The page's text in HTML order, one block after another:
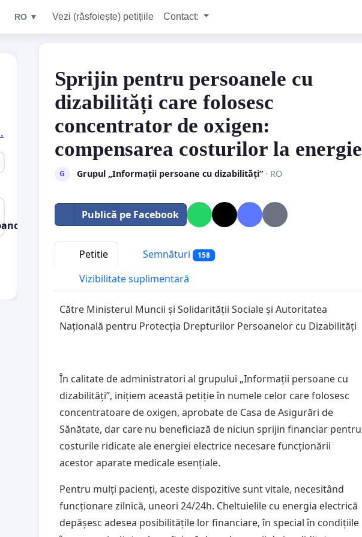
RO ▼ Vezi (răsfoiește) petițiile Contact:
Sprijin pentru persoanele cu
dizabilități care folosesc
concentrator de oxigen:
compensarea costurilor la energie
G Grupul „Informații persoane cu dizabilități”· RO
Publică pe Facebook
Petitie Semnături 158
Vizibilitate suplimentară
Către Ministerul Muncii și Solidarității Sociale și Autoritatea
Națională pentru Protecția Drepturilor Persoanelor cu Dizabilități
În calitate de administratori al grupului „Informații persoane cu
dizabilități”, inițiem această petiție în numele celor care folosesc
concentratoare de oxigen, aprobate de Casa de Asigurări de
Sănătate, dar care nu beneficiază de niciun sprijin financiar pentru
costurile ridicate ale energiei electrice necesare funcționării
acestor aparate medicale esențiale.
Pentru mulți pacienți, aceste dispozitive sunt vitale, necesitând
funcționare zilnică, uneori 24/24h. Cheltuielile cu energia electrică
depășesc adesea posibilitățile lor financiare, în special în condițiile